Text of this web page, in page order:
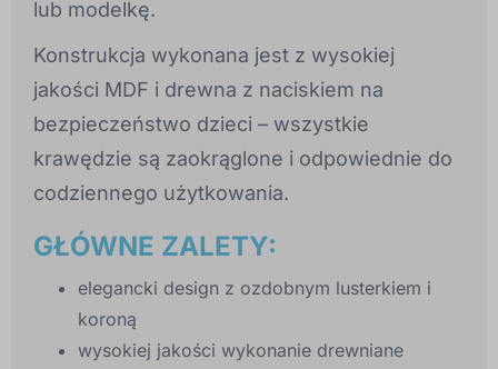
lub modelkę.
Konstrukcja wykonana jest z wysokiej
jakości MDF i drewna z naciskiem na
bezpieczeństwo dzieci – wszystkie
krawędzie są zaokrąglone i odpowiednie do
codziennego użytkowania.
GŁÓWNE ZALETY:
elegancki design z ozdobnym lusterkiem i
koroną
wysokiej jakości wykonanie drewniane